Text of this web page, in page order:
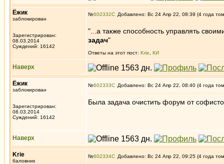
Ёжик
заблокирован
Зарегистрирован:
08.03.2014
Суждений: 16142
№602332 Добавлено: Вс 24 Апр 22, 08:39 (4 года
"...а также способность управлять
задач"
Ответы на этот пост: Krie КИ
Наверх
Ёжик
заблокирован
Зарегистрирован:
08.03.2014
Суждений: 16142
№602333 Добавлено: Вс 24 Апр 22, 08:40 (4 года
Была задача очистить форум от
Наверх
Krie
баловник
№602334 Добавлено: Вс 24 Апр 22, 09:25 (4 года